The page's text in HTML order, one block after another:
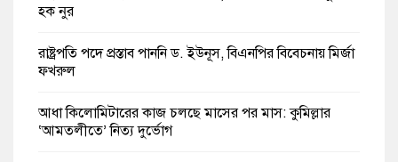
হক নুর
রাষ্ট্রপতি পদে প্রস্তাব পাননি ড. ইউনূস, বিএনপির বিবেচনায় মির্জা
ফখরুল
আধা কিলোমিটারের কাজ চলছে মাসের পর মাস: কুমিল্লার
‘আমতলীতে’ নিত্য দুর্ভোগ